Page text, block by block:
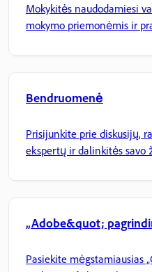
Mokykitės naudodamiesi
mokymo priemonėmis ir
Bendruomenė
Prisijunkite prie diskusijų,
ekspertų ir dalinkitės savo
„Adobe&quot;
Pasiekite mėgstamiausias